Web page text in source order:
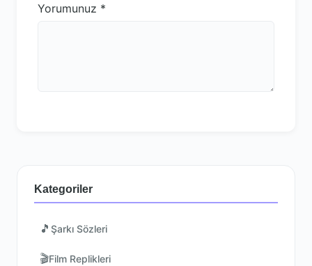
Yorumunuz *
Kategoriler
🎵 Şarkı Sözleri
🎬Film Replikleri